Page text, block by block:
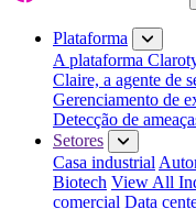
Plataforma
A plataforma
Claire, a agente de
Gerenciamento de
Detecção de
Setores
Casa industrial
Biotech View All
comercial Data